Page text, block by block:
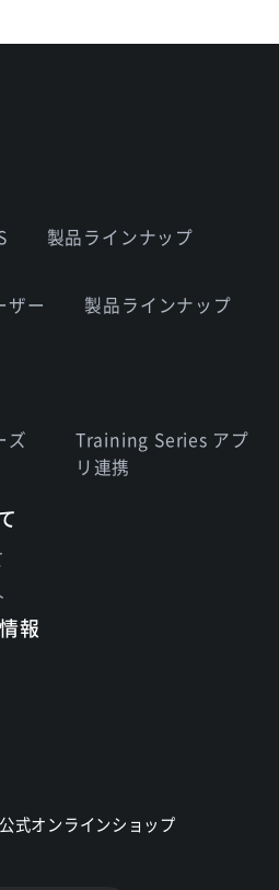
公式オンラインショップ
製品ラインナップ
ザー 製品ラインナップ
ズ
Training Series アプ
リ連携
報